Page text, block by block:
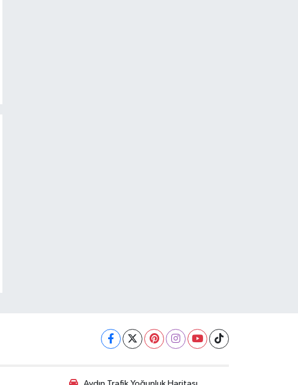
Aydın Trafik Yoğunluk Haritası